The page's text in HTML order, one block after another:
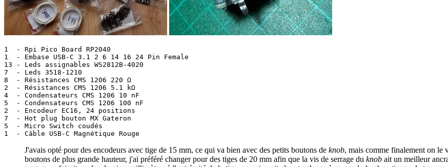
1  - Rpi Pico Board RP2040
1  - Embase USB-C 3.1 2 6 14 16 24 Pin Female
13 - Leds assignables WS2812B-4020
7  - Leds 3518-1210
8  - Résistances CMS 1206 220 Ω
2  - Résistances CMS 1206 5.1 kΩ
4  - Condensateurs CMS 1206 10 nF
5  - Condensateurs CMS 1206 100 nF
2  - Encodeur EC16, 24 positions
7  - Hot plug bouton MX Gateron
5  - Micro Switch coudés
J'avais opté pour des encodeurs avec tige de 15 mm, ce qui va bien avec des petits boutons de knob, mais comme finalement on le
boutons de plus grande hauteur, j'ai préféré changer pour des tiges de 20 mm afin que la vis de serrage du knob ait un meilleur